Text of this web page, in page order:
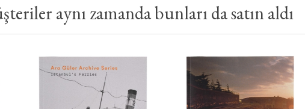
aynı zamanda bunları da satın aldı